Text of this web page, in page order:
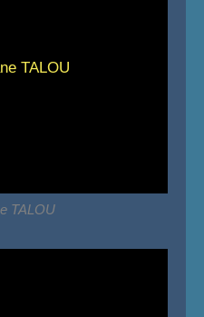
TALOU